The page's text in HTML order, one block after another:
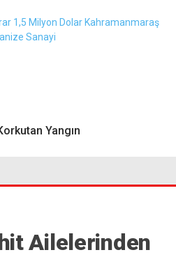
Yangın
Ailelerinden